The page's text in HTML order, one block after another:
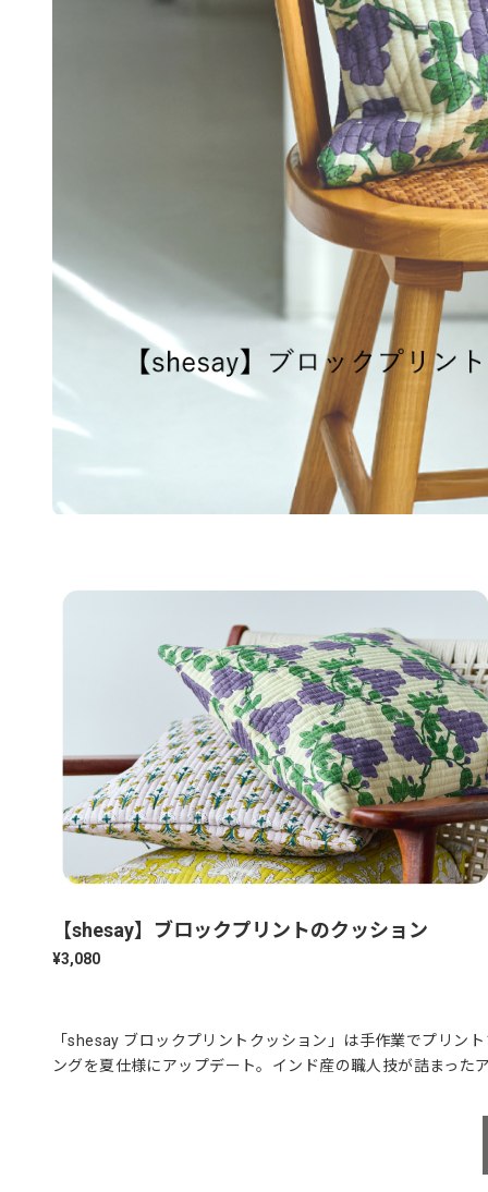
【shesay】ブロックプリントのクッション
¥3,080
「shesay ブロックプリントクッション」は手作業でプリン
ングを夏仕様にアップデート。インド産の職人技が詰まった